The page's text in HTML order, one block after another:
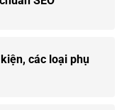
các loại phụ